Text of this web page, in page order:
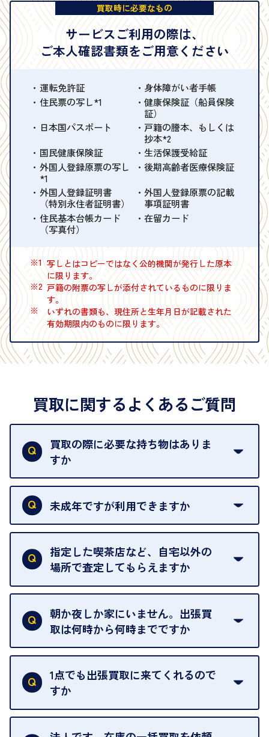
買取時に必要なもの
サービスご利用の際は、
ご本人確認書類をご用意ください
運転免許証
身体障がい者手帳
住民票の写し*1
健康保険証（船員保険
証）
日本国パスポート
戸籍の謄本、もしくは
抄本*2
国民健康保険証
生活保護受給証
外国人登録原票の写し
*1
後期高齢者医療保険証
外国人登録証明書
（特別永住者証明書）
外国人登録原票の記載
事項証明書
住民基本台帳カード
（写真付）
在留カード
※1 写しとはコピーではなく公的機関が発行した原本
に限ります。
※2 戸籍の附票の写しが添付されているものに限りま
す。
※
いずれの書類も、現住所と生年月日が記載された
有効期限内のものに限ります。
買取に関するよくあるご質問
買取の際に必要な持ち物はありま
すか
本人確認書類をご用意ください。ご利用になれる書
類はこちらをご確認ください。
未成年ですが利用できますか
18歳未満の方は、保護者の同意があってもご利用い
ただけません。
指定した喫茶店など、自宅以外の
場所で査定してもらえますか
ご自宅以外での査定はお引き受けできません。ご指
定のお店や、ほかのお客様への迷惑となることが考
えられるためです。
朝か夜しか家にいません。出張買
取は何時から何時までですか
ご訪問可能時間は、10時から19時です。
ただし、お品物の種類や量によっては対応させてい
ただくことがあります。
1点でも出張買取に来てくれるので
すか
はい。1点でもお伺いします。